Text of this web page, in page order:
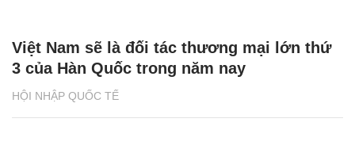
HỘI NHẬP QUỐC TẾ
Việt Nam sẽ là đối tác thương mại lớn thứ
3 của Hàn Quốc trong năm nay